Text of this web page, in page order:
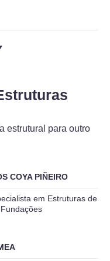
estrutural para outro
COYA PIÑEIRO
em Estruturas de